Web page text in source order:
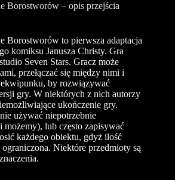
Borostworów – opis przejścia
Borostworów to pierwsza adaptacja
komiksu Janusza Christy. Gra
Seven Stars. Gracz może
przełączać się między nimi i
by rozwiązywać
gry. W niektórych z nich autorzy
ukończenie gry.
używać niepotrzebnie
lub często zapisywać
każdego obiektu, gdyż ilość
Niektóre przedmioty są